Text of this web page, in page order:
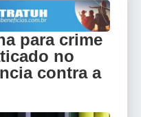
para crime
no
contra a